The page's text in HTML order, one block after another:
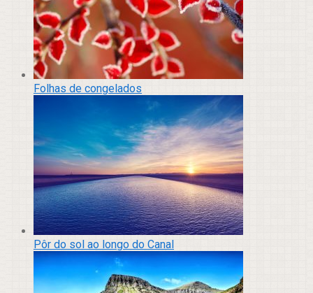
Folhas de congelados
Pôr do sol ao longo do Canal